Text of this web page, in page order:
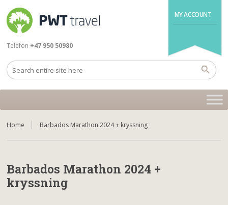
MY ACCOUNT
Telefon +47 950 50980
Home Barbados Marathon 2024 + kryssning
Barbados Marathon 2024 +
kryssning